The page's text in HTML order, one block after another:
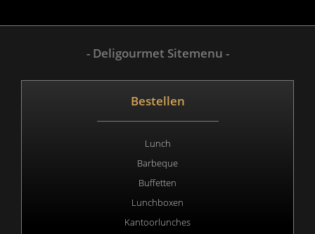
- Deligourmet Sitemenu -
Bestellen
Lunch
Barbeque
Buffetten
Lunchboxen
Kantoorlunches